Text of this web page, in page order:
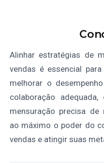
Alinhar estratégias de
vendas é essencial
melhorar o
colaboração
mensuração precisa de
ao máximo o poder do
vendas e atingir suas